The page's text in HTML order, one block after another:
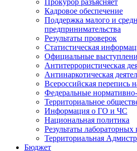
Прокурор разъясняет
Кадровое обеспечение
Поддержка малого и
предпринимательства
Результаты проверок
Статистическая
Официальные
Антитеррористическая
Антинаркотическая
Всероссийская перепись
Федеральные
Территориальное
Информация о ГО и ЧС
Национальная политика
Результаты
Территориальная
Бюджет